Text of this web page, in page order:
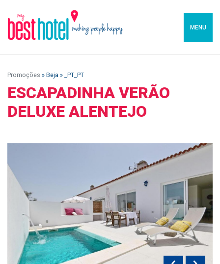
MENU
Promoções » Beja » _PT_PT
ESCAPADINHA VERÃO
DELUXE ALENTEJO